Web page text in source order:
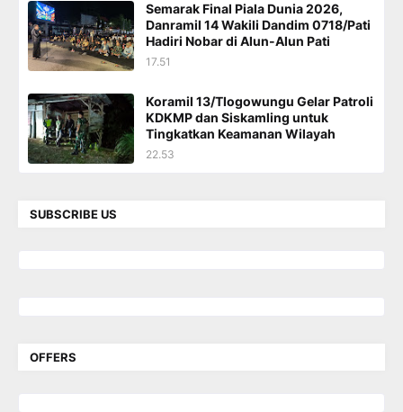
Semarak Final Piala Dunia 2026,
Danramil 14 Wakili Dandim 0718/Pati
Hadiri Nobar di Alun-Alun Pati
17.51
Koramil 13/Tlogowungu Gelar Patroli
KDKMP dan Siskamling untuk
Tingkatkan Keamanan Wilayah
22.53
SUBSCRIBE US
OFFERS